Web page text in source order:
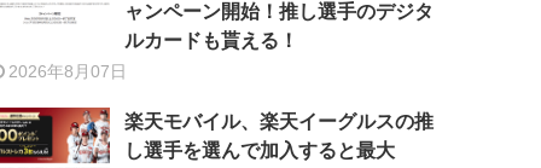
ャンペーン開始！推し選手のデジタ
ルカードも貰える！
2026年8月07日
楽天モバイル、楽天イーグルスの推
し選手を選んで加入すると最大